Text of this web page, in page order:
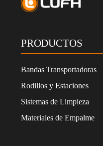
PRODUCTOS
Bandas Transportadoras
Rodillos y Estaciones
Sistemas de Limpieza
Materiales de Empalme